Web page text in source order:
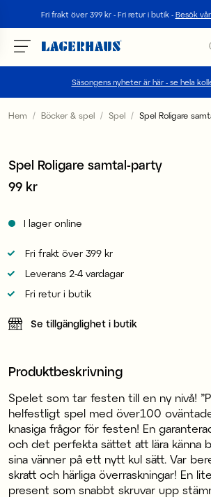
Fri frakt över 399 kr - Fri retur i butik - Besök
Säsongens nyheter är här - se hela
Välj språk / valuta
FI / EUR
SE / SEK
Hem Böcker & spel Spel
Spel Roligare
Spel Roligare samtal-party
Pris:99 kr
99 kr
I lager online
Fri frakt över 399 kr
Leverans 2-4 vardagar
Fri retur i butik
Se tillgänglighet i butik
Produktbeskrivning
Spelet som tar festen till en ny nivå!
helfestligt spel med över100
knasiga frågor för festen! En
och det perfekta sättet att lära känna
sina vänner på ett nytt kul sätt. Var
skratt och härliga överraskningar! En
present som snabbt skruvar upp